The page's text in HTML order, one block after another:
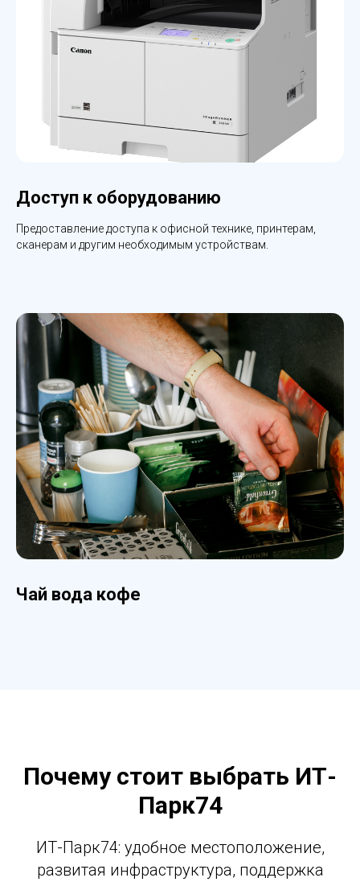
Доступ к оборудованию
Предоставление доступа к офисной технике, принтерам,
сканерам и другим необходимым устройствам.
Чай вода кофе
Почему стоит выбрать ИТ-
Парк74
ИТ-Парк74: удобное местоположение,
развитая инфраструктура, поддержка